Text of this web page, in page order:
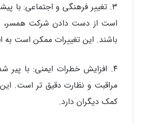
۳. تغییر فرهنگی و اجتماعی: با
است از دست دادن شرکت همسر،
باشند. این تغییرات ممکن است به
۴. افزایش خطرات ایمنی: با
مراقبت و نظارت دقیق تر است.
کمک دیگران دارد.